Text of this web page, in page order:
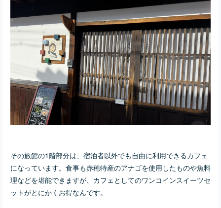
その旅館の1階部分は、宿泊者以外でも自由に利用できるカフェ
になっています。食事も赤穂特産のアナゴを使用したものや魚料
理などを堪能できますが、カフェとしてのワンコインスイーツセ
ットがとにかくお得なんです。